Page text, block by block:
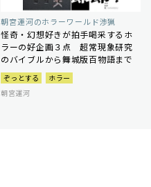
朝宮運河のホラーワールド渉猟
怪奇・幻想好きが拍手喝采するホ
ラーの好企画３点 超常現象研究
のバイブルから舞城版百物語まで
ぞっとする
ホラー
朝宮運河